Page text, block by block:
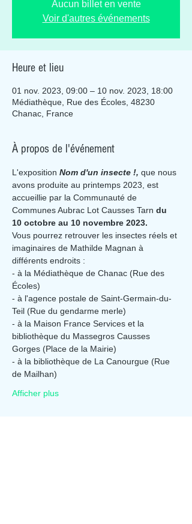
Aucun billet en vente
Voir d'autres événements
Heure et lieu
01 nov. 2023, 09:00 – 10 nov. 2023, 18:00
Médiathèque, Rue des Écoles, 48230
Chanac, France
À propos de l'événement
L'exposition Nom d'un insecte !, que nous
avons produite au printemps 2023, est
accueillie par la Communauté de
Communes Aubrac Lot Causses Tarn du
10 octobre au 10 novembre 2023.
Vous pourrez retrouver les insectes réels et
imaginaires de Mathilde Magnan à
différents endroits :
- à la Médiathèque de Chanac (Rue des
Écoles)
- à l'agence postale de Saint-Germain-du-
Teil (Rue du gendarme merle)
- à la Maison France Services et la
bibliothèque du Massegros Causses
Gorges (Place de la Mairie)
- à la bibliothèque de La Canourgue (Rue
de Mailhan)
Afficher plus